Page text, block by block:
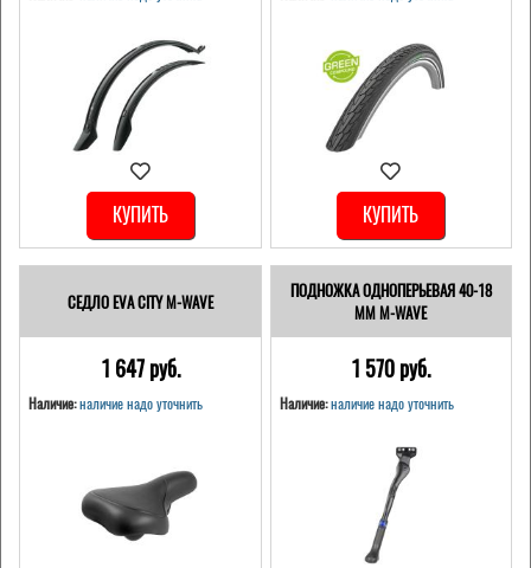
КУПИТЬ КУПИТЬ
СЕДЛО EVA CITY M-WAVE
1 647 pуб.
Наличие:наличие надо уточнить
ПОДНОЖКА ОДНОПЕРЬЕВАЯ 40-18
ММ M-WAVE
1 570 pуб.
Наличие: наличие надо уточнить